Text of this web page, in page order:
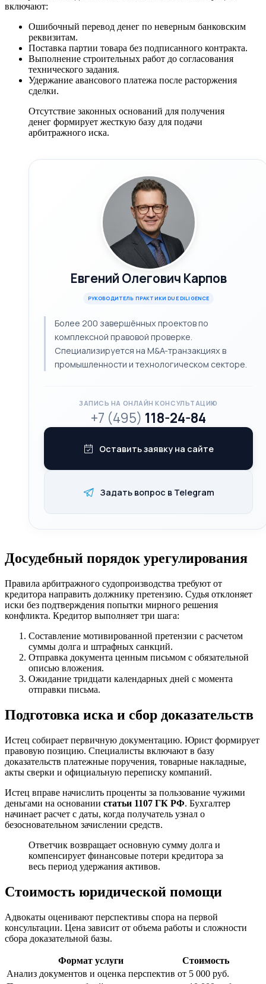
включают:
Ошибочный перевод денег по неверным банковским
реквизитам.
Поставка партии товара без подписанного контракта.
Выполнение строительных работ до согласования
технического задания.
Удержание авансового платежа после расторжения
сделки.
Отсутствие законных оснований для получения
денег формирует жесткую базу для подачи
арбитражного иска.
Евгений Олегович Карпов
РУКОВОДИТЕЛЬ ПРАКТИКИ DUE DILIGENCE
Более 200 завершённых проектов по
комплексной правовой проверке.
Специализируется на M&A-транзакциях в
промышленности и технологическом секторе.
ЗАПИСЬ НА ОНЛАЙН КОНСУЛЬТАЦИЮ
+7 (495) 118-24-84
Оставить заявку на сайте
Задать вопрос в Telegram
Досудебный порядок урегулирования
Правила арбитражного судопроизводства требуют от
кредитора направить должнику претензию. Судья отклоняет
иски без подтверждения попытки мирного решения
конфликта. Кредитор выполняет три шага:
Составление мотивированной претензии с расчетом
суммы долга и штрафных санкций.
Отправка документа ценным письмом с обязательной
описью вложения.
Ожидание тридцати календарных дней с момента
отправки письма.
Подготовка иска и сбор доказательств
Истец собирает первичную документацию. Юрист формирует
правовую позицию. Специалисты включают в базу
доказательств платежные поручения, товарные накладные,
акты сверки и официальную переписку компаний.
Истец вправе начислить проценты за пользование чужими
деньгами на основании статьи 1107 ГК РФ. Бухгалтер
начинает расчет с даты, когда получатель узнал о
безосновательном зачислении средств.
Ответчик возвращает основную сумму долга и
компенсирует финансовые потери кредитора за
весь период удержания активов.
Стоимость юридической помощи
Адвокаты оценивают перспективы спора на первой
консультации. Цена зависит от объема работы и сложности
сбора доказательной базы.
Формат услуги
Стоимость
Анализ документов и оценка перспектив от 5 000 руб.